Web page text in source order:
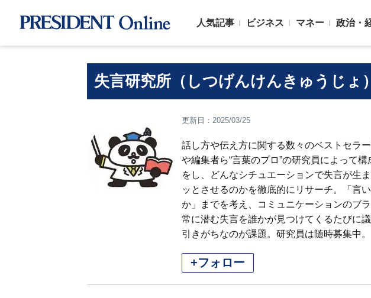
人気記事 ビジネス マネー 政治・
失言研究所（しつげんけんきゅうじょ）
更新日：2025/03/25
話し方や伝え方に関する数々のベストセラ
や編集者ら“言葉のプロ”の研究員によって
をし、どんなシチュエーションで失言が生
ッとさせるのかを徹底的にリサーチ。「言
か」までを考え、コミュニケーションのブ
常に潜む失言を誰かが見つけてくるたびに
引きがちなのが課題。研究員は随時募集中。
+フォロー